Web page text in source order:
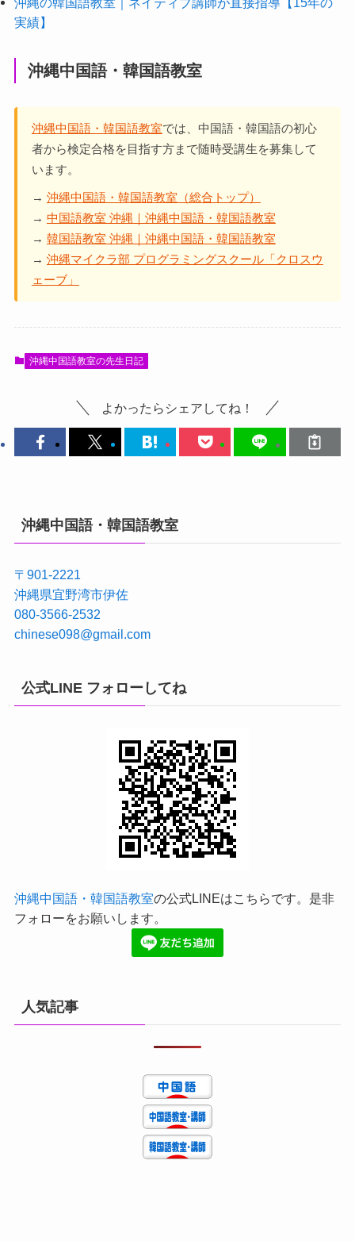
実績】
沖縄中国語・韓国語教室
沖縄中国語・韓国語教室では、中国語・韓国語の初心
者から検定合格を目指す方まで随時受講生を募集して
います。
→ 沖縄中国語・韓国語教室（総合トップ）
→ 中国語教室 沖縄｜沖縄中国語・韓国語教室
→ 韓国語教室 沖縄｜沖縄中国語・韓国語教室
→ 沖縄マイクラ部 プログラミングスクール「クロスウ
ェーブ」
沖縄中国語教室の先生日記
よかったらシェアしてね！
沖縄中国語・韓国語教室
〒901-2221
沖縄県宜野湾市伊佐
080-3566-2532
chinese098@gmail.com
公式LINE フォローしてね
沖縄中国語・韓国語教室の公式LINEはこちらです。是非
フォローをお願いします。
人気記事